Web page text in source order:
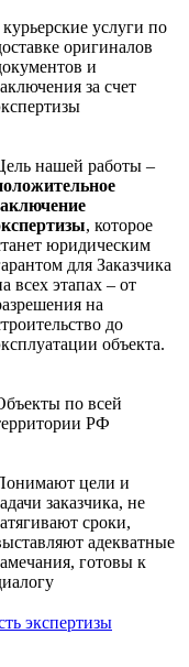
курьерские услуги по
оригиналов
и
за счет
нашей работы –
, которое
юридическим
для Заказчика
всех этапах – от
на
до
объекта.
по всей
РФ
цели и
заказчика, не
сроки,
адекватные
готовы к
экспертизы